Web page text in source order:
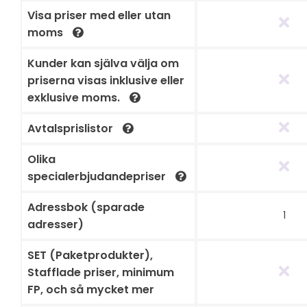
Visa priser med eller utan
moms
Kunder kan själva välja om
priserna visas inklusive eller
exklusive moms.
Avtalsprislistor
Olika
specialerbjudandepriser
Adressbok (sparade
adresser)
1
SET (Paketprodukter),
Stafflade priser, minimum
FP, och så mycket mer